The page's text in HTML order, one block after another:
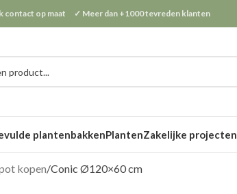
op maat ✓ Meer dan +1000 tevreden klanten
plantenbakkenPlantenZakelijke projecten
kopen Conic Ø120×60 cm